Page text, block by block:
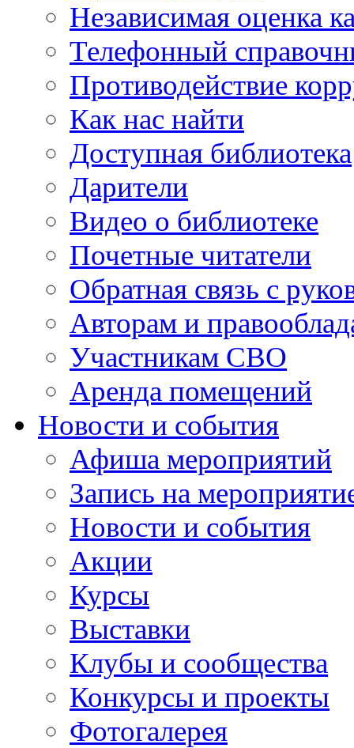
Независимая оценка
Телефонный
Противодействие
Как нас найти
Доступная библиотека
Дарители
Видео о библиотеке
Почетные читатели
Обратная связь с
Авторам и
Участникам СВО
Аренда помещений
Новости и события
Афиша мероприятий
Запись на
Новости и события
Акции
Курсы
Выставки
Клубы и сообщества
Конкурсы и проекты
Фотогалерея